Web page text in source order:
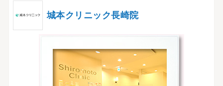
城本クリニック長崎院